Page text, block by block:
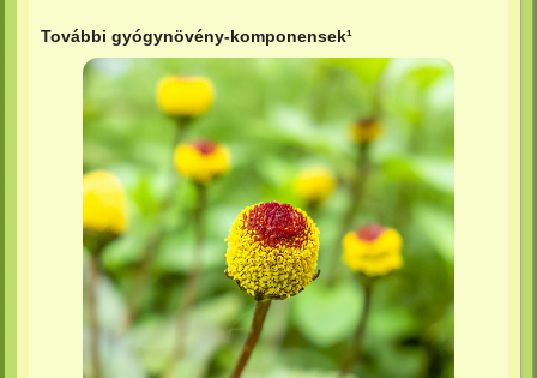
További gyógynövény-komponensek¹